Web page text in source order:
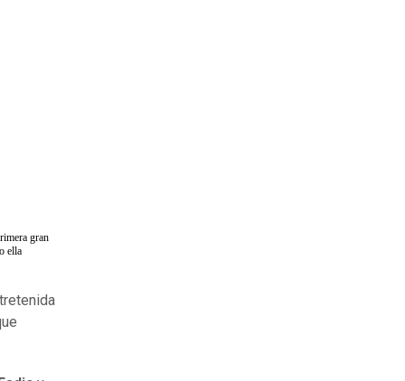
gran
ella